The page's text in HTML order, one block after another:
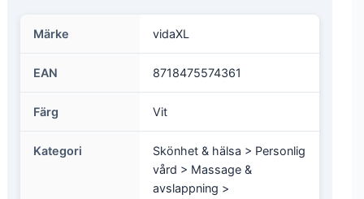
Märke vidaXL
EAN 8718475574361
Färg Vit
Kategori
Skönhet & hälsa > Personlig
vård > Massage &
avslappning >